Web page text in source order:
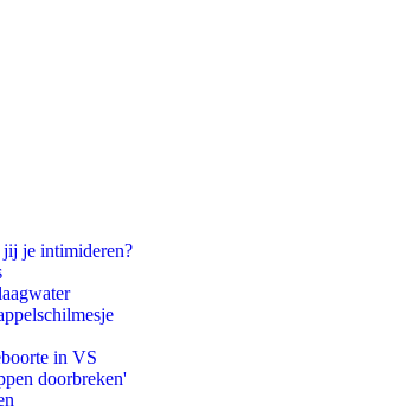
jij je intimideren?
in VS
doorbreken'